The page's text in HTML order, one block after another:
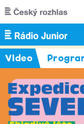
Přejít k hlavnímu
Video